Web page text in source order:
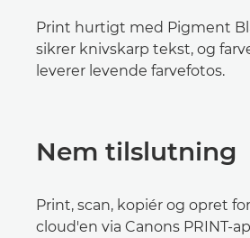
Print hurtigt med Pigment
sikrer knivskarp tekst, og
leverer levende farvefotos.
Nem tilslutning
Print, scan, kopiér og opret
cloud'en via Canons PRINT-